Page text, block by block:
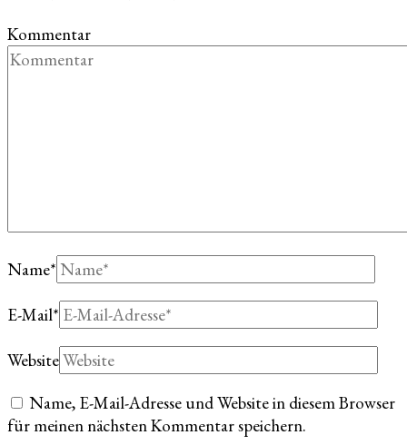
Kommentar
Name*
E-Mail*
Website
Name, E-Mail-Adresse und Website in diesem Browser
für meinen nächsten Kommentar speichern.